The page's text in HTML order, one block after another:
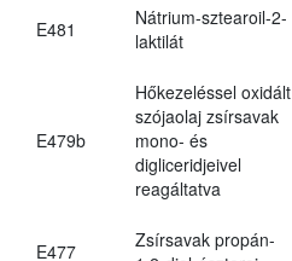
E481
Nátrium-sztearoil-2-
laktilát
E479b
Hőkezeléssel oxidált
szójaolaj zsírsavak
mono- és
digliceridjeivel
reagáltatva
E477
Zsírsavak propán-